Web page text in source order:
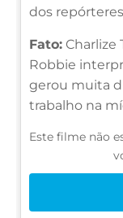
dos
Fato: Charlize
Robbie
gerou muita
trabalho na
Este filme não